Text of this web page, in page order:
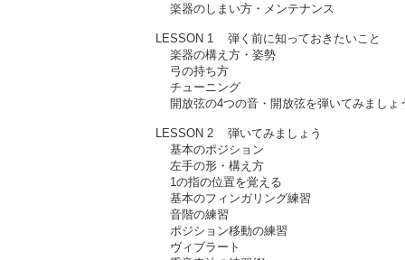
楽器のしまい方・メンテナンス
LESSON 1 弾く前に知っておきたいこと
楽器の構え方・姿勢
弓の持ち方
チューニング
開放弦の4つの音・開放弦を弾いてみましょ
LESSON 2 弾いてみましょう
基本のポジション
左手の形・構え方
1の指の位置を覚える
基本のフィンガリング練習
音階の練習
ポジション移動の練習
ヴィブラート